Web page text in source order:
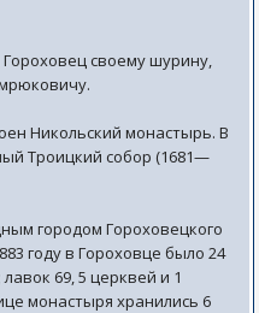
своему шурину,
Никольский монастырь. В
Троицкий собор (1681—
городом Гороховецкого
году в Гороховце было 24
69, 5 церквей и 1
монастыря хранились 6